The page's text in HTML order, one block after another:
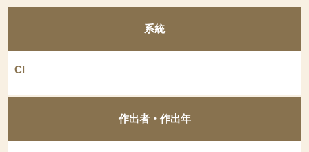
系統
Cl
作出者・作出年